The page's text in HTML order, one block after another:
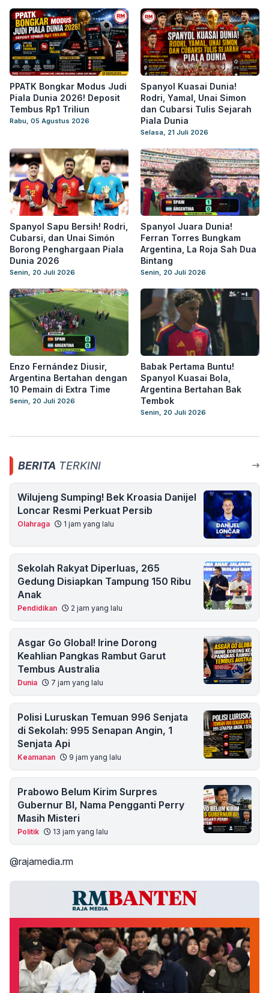
PPATK Bongkar Modus Judi
Piala Dunia 2026! Deposit
Tembus Rp1 Triliun
Rabu, 05 Agustus 2026
Spanyol Kuasai Dunia!
Rodri, Yamal, Unai Simon
dan Cubarsi Tulis Sejarah
Piala Dunia
Selasa, 21 Juli 2026
Spanyol Sapu Bersih! Rodri,
Cubarsi, dan Unai Simón
Borong Penghargaan Piala
Dunia 2026
Senin, 20 Juli 2026
Spanyol Juara Dunia!
Ferran Torres Bungkam
Argentina, La Roja Sah Dua
Bintang
Senin, 20 Juli 2026
Enzo Fernández Diusir,
Argentina Bertahan dengan
10 Pemain di Extra Time
Senin, 20 Juli 2026
Babak Pertama Buntu!
Spanyol Kuasai Bola,
Argentina Bertahan Bak
Tembok
Senin, 20 Juli 2026
BERITA TERKINI
Wilujeng Sumping! Bek Kroasia Danijel
Loncar Resmi Perkuat Persib
Olahraga 1 jam yang lalu
Sekolah Rakyat Diperluas, 265
Gedung Disiapkan Tampung 150 Ribu
Anak
Pendidikan 2 jam yang lalu
Asgar Go Global! Irine Dorong
Keahlian Pangkas Rambut Garut
Tembus Australia
Dunia 7 jam yang lalu
Polisi Luruskan Temuan 996 Senjata
di Sekolah: 995 Senapan Angin, 1
Senjata Api
Keamanan 9 jam yang lalu
Prabowo Belum Kirim Surpres
Gubernur BI, Nama Pengganti Perry
Masih Misteri
Politik 13 jam yang lalu
@rajamedia.rm